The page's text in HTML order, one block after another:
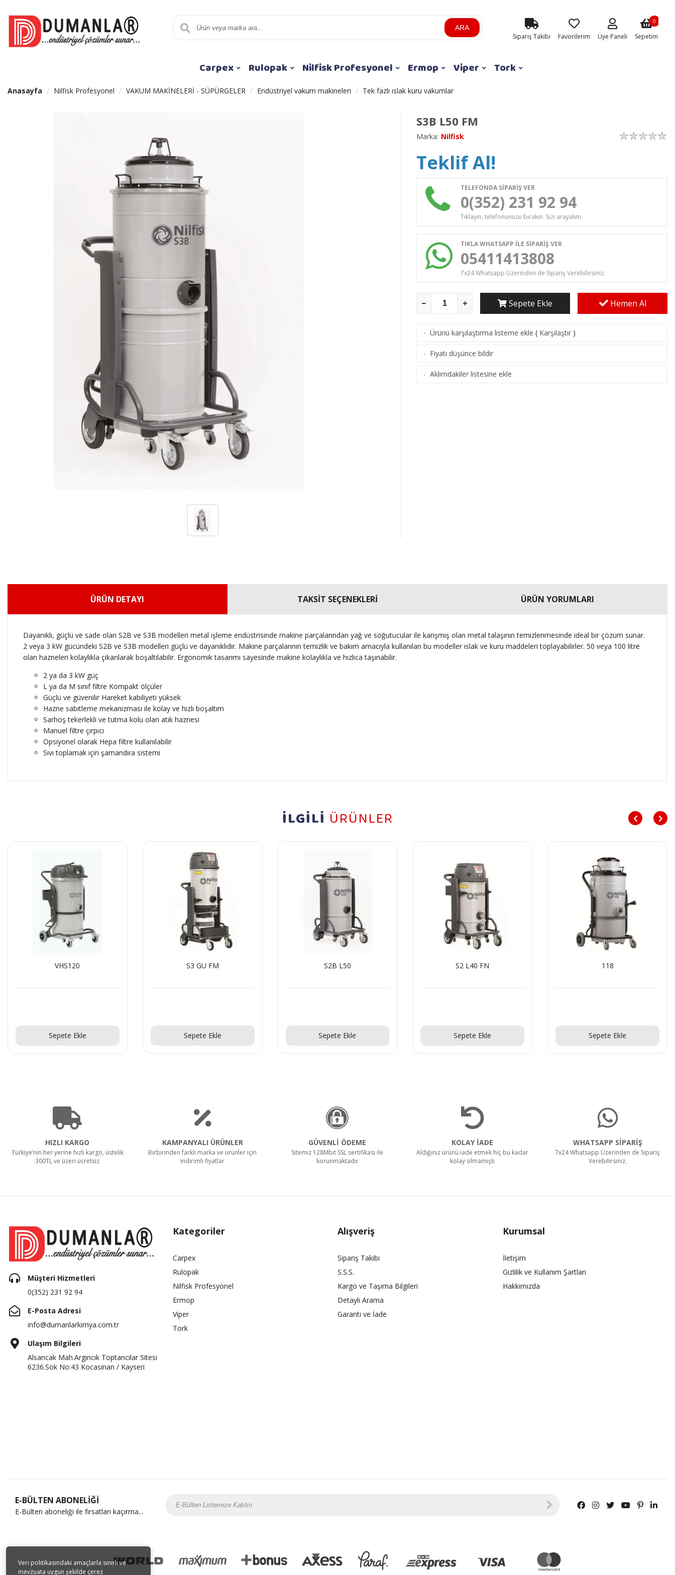
Veri politikasındaki amaçlarla sınırlı ve
mevzuata uygun şekilde çerez
ARA
Sipariş Takibi Favorilerim Üye Paneli Sepetim
0
Carpex Rulopak Nilfisk Profesyonel Ermop Viper Tork
Anasayfa Nilfisk Profesyonel VAKUM MAKİNELERİ - SÜPÜRGELER Endüstriyel vakum makineleri Tek fazlı ıslak kuru vakumlar
S3B L50 FM
Marka: Nilfisk
Teklif Al!
TELEFONDA SİPARİŞ VER
0(352) 231 92 94
Tıklayın, telefonunuzu bırakın. Sizi arayalım.
TIKLA WHATSAPP İLE SİPARİŞ VER
05411413808
7x24 Whatsapp Üzerinden de Sipariş Verebilirsiniz.
Sepete Ekle Hemen Al
· Ürünü karşılaştırma listeme ekle ( Karşılaştır )
· Fiyatı düşünce bildir
· Aklımdakiler listesine ekle
ÜRÜN DETAYI TAKSİT SEÇENEKLERİ ÜRÜN YORUMLARI
Dayanıklı, güçlü ve sade olan S2B ve S3B modelleri metal işleme endüstrisinde makine parçalarından yağ ve soğutucular ile karışmış olan metal talaşının temizlenmesinde ideal bir çözüm sunar.
2 veya 3 kW gücündeki S2B ve S3B modelleri güçlü ve dayanıklıdır. Makine parçalarının temizlik ve bakım amacıyla kullanılan bu modeller ıslak ve kuru maddeleri toplayabilirler. 50 veya 100 litre
olan hazneleri kolaylıkla çıkarılarak boşaltılabilir. Ergonomik tasarımı sayesinde makine kolaylıkla ve hızlıca taşınabilir.
2 ya da 3 kW güç
L ya da M sınıf filtre Kompakt ölçüler
Güçlü ve güvenilir Hareket kabiliyeti yüksek
Hazne sabitleme mekanizması ile kolay ve hızlı boşaltım
Sarhoş tekerlekli ve tutma kolu olan atık haznesi
Manuel filtre çırpıcı
Opsiyonel olarak Hepa filtre kullanılabilir
Sıvı toplamak için şamandıra sistemi
İLGİLİ ÜRÜNLER
VHS120
Sepete Ekle
S3 GU FM
Sepete Ekle
S2B L50
Sepete Ekle
S2 L40 FN
Sepete Ekle
118
Sepete Ekle
HIZLI KARGO
Türkiye’nin her yerine hızlı kargo, üstelik
300TL ve üzeri ücretsiz
KAMPANYALI ÜRÜNLER
Birbirinden farklı marka ve ürünler için
indirimli fiyatlar
GÜVENLİ ÖDEME
Sitemiz 128Mbit SSL sertifikası ile
korunmaktadır
KOLAY İADE
Aldığınız ürünü iade etmek hiç bu kadar
kolay olmamıştı
WHATSAPP SİPARİŞ
7x24 Whatsapp Üzerinden de Sipariş
Verebilirsiniz.
Müşteri Hizmetleri
0(352) 231 92 94
E-Posta Adresi
info@dumanlarkimya.com.tr
Ulaşım Bilgileri
Alsancak Mah.Argıncık Toptancılar Sitesi
6236.Sok No:43 Kocasinan / Kayseri
Kategoriler
Carpex
Rulopak
Nilfisk Profesyonel
Ermop
Viper
Tork
Alışveriş
Sipariş Takibi
S.S.S.
Kargo ve Taşıma Bilgileri
Detaylı Arama
Garanti ve İade
Kurumsal
İletişim
Gizlilik ve Kullanım Şartları
Hakkımızda
E-BÜLTEN ABONELİĞİ
E-Bülten aboneliği ile fırsatları kaçırma...